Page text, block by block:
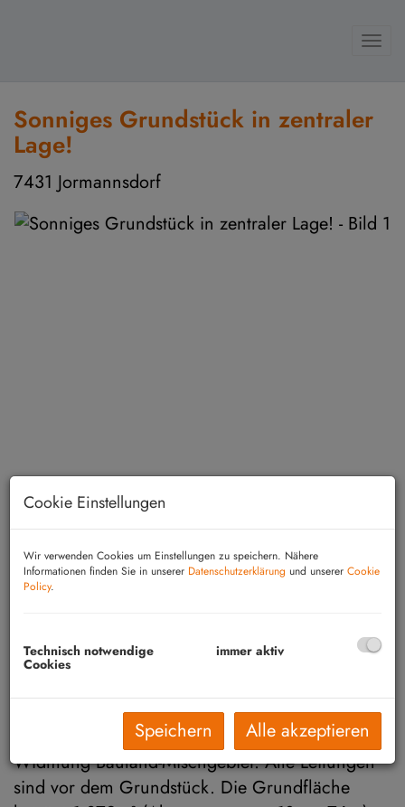
Sonniges Grundstück in zentraler
Lage!
7431 Jormannsdorf
Beschreibung
Bad Tatzmannsdorf/Ortsteil Jormannsdorf: Zum
Verkauf gelangt dieses sonnige Grundstück -
Widmung Bauland-Mischgebiet. Alle Leitungen
sind vor dem Grundstück. Die Grundfläche
Cookie Einstellungen
Wir verwenden Cookies um Einstellungen zu speichern. Nähere
Informationen finden Sie in unserer Datenschutzerklärung und unserer Cookie
Policy.
Technisch notwendige
Cookies
immer aktiv
Speichern Alle akzeptieren